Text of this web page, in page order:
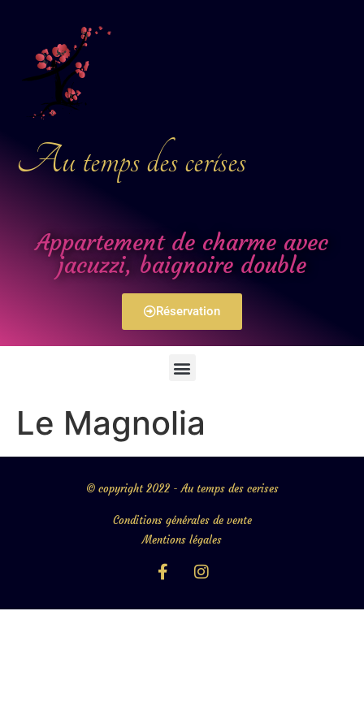
Au temps des cerises
Appartement de charme avec
jacuzzi, baignoire double
Réservation
Le Magnolia
© copyright 2022 - Au temps des cerises
Conditions générales de vente
Mentions légales